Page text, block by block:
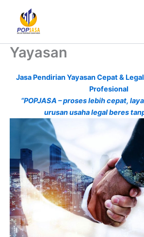
konten
Yayasan
Jasa Pendirian Yayasan Cepat &
Profesional
“POPJASA – proses lebih cepat,
urusan usaha legal beres